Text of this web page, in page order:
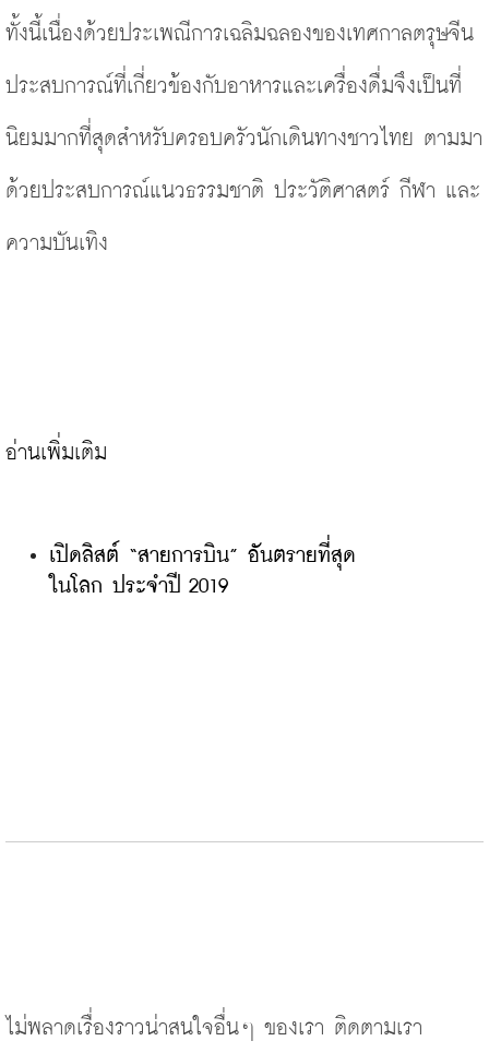
ทั้งนี้เนื่องด้วยประเพณีการเฉลิมฉลองของเทศกาลตรุษจีน
ประสบการณ์ที่เกี่ยวข้องกับอาหารและเครื่องดื่มจึงเป็นที่
นิยมมากที่สุดสำหรับครอบครัวนักเดินทางชาวไทย ตามมา
ด้วยประสบการณ์แนวธรรมชาติ ประวัติศาสตร์ กีฬา และ
ความบันเทิง
เปิดลิสต์ “สายการบิน” อันตรายที่สุด
ในโลก ประจำปี 2019
ไม่พลาดเรื่องราวน่าสนใจอื่นๆ ของเรา ติดตามเรา